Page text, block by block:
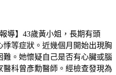
導】43歲黃小姐，長期有頭
悸等症狀。近幾個月開始出現胸
。她懷疑自己是否有心臟或腦
科曾彥勳醫師。經檢查發現為